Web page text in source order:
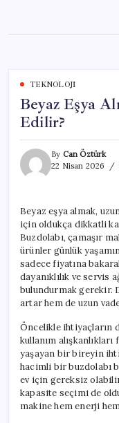
content
TEKNOLOJI
Beyaz Eşya
Edilir?
By Can Öztürk
22 Nisan 2026
Beyaz eşya almak,
için oldukça dikkatli
Buzdolabı, çamaşır
ürünler günlük
sadece fiyatına
dayanıklılık ve
bulundurmak gerekir.
artar hem de uzun
Öncelikle ihtiyaçların
kullanım
yaşayan bir bireyin
hacimli bir buzdolabı
ev için gereksiz
kapasite seçimi de
makine hem enerji